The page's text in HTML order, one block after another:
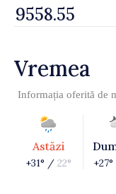
Vremea
Informația oferită de
Astăzi
+31° / 22°